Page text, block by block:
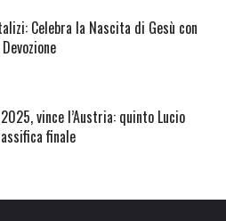
Celebra la Nascita di Gesù con
vince l’Austria: quinto Lucio
finale